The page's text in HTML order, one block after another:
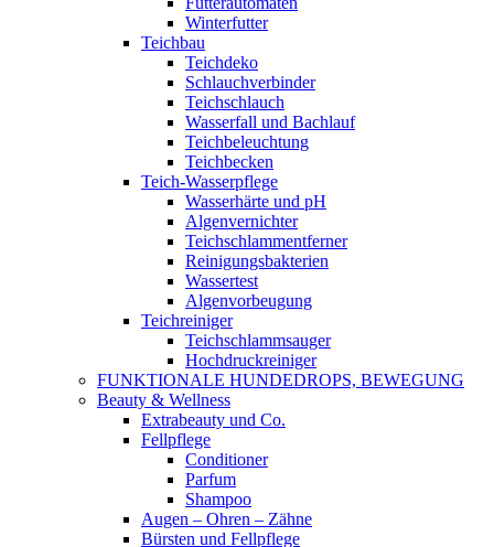
Winterfutter
Teichbau
Teichdeko
Schlauchverbinder
Teichschlauch
Wasserfall und Bachlauf
Teichbeleuchtung
Teichbecken
Teich-Wasserpflege
Wasserhärte und pH
Algenvernichter
Teichschlammentferner
Reinigungsbakterien
Wassertest
Algenvorbeugung
Teichreiniger
Teichschlammsauger
Hochdruckreiniger
FUNKTIONALE HUNDEDROPS, BEWEGUNG
Beauty & Wellness
Extrabeauty und Co.
Fellpflege
Conditioner
Parfum
Shampoo
Augen – Ohren – Zähne
Bürsten und Fellpflege